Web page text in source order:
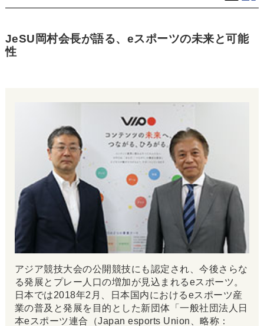
JeSU岡村会長が語る、eスポーツの未来と可能
性
アジア競技大会の公開競技にも認定され、今後さらな
る発展とプレー人口の増加が見込まれるeスポーツ。
日本では2018年2月、日本国内におけるeスポーツ産
業の普及と発展を目的とした新団体「一般社団法人日
本eスポーツ連合（Japan esports Union、略称：